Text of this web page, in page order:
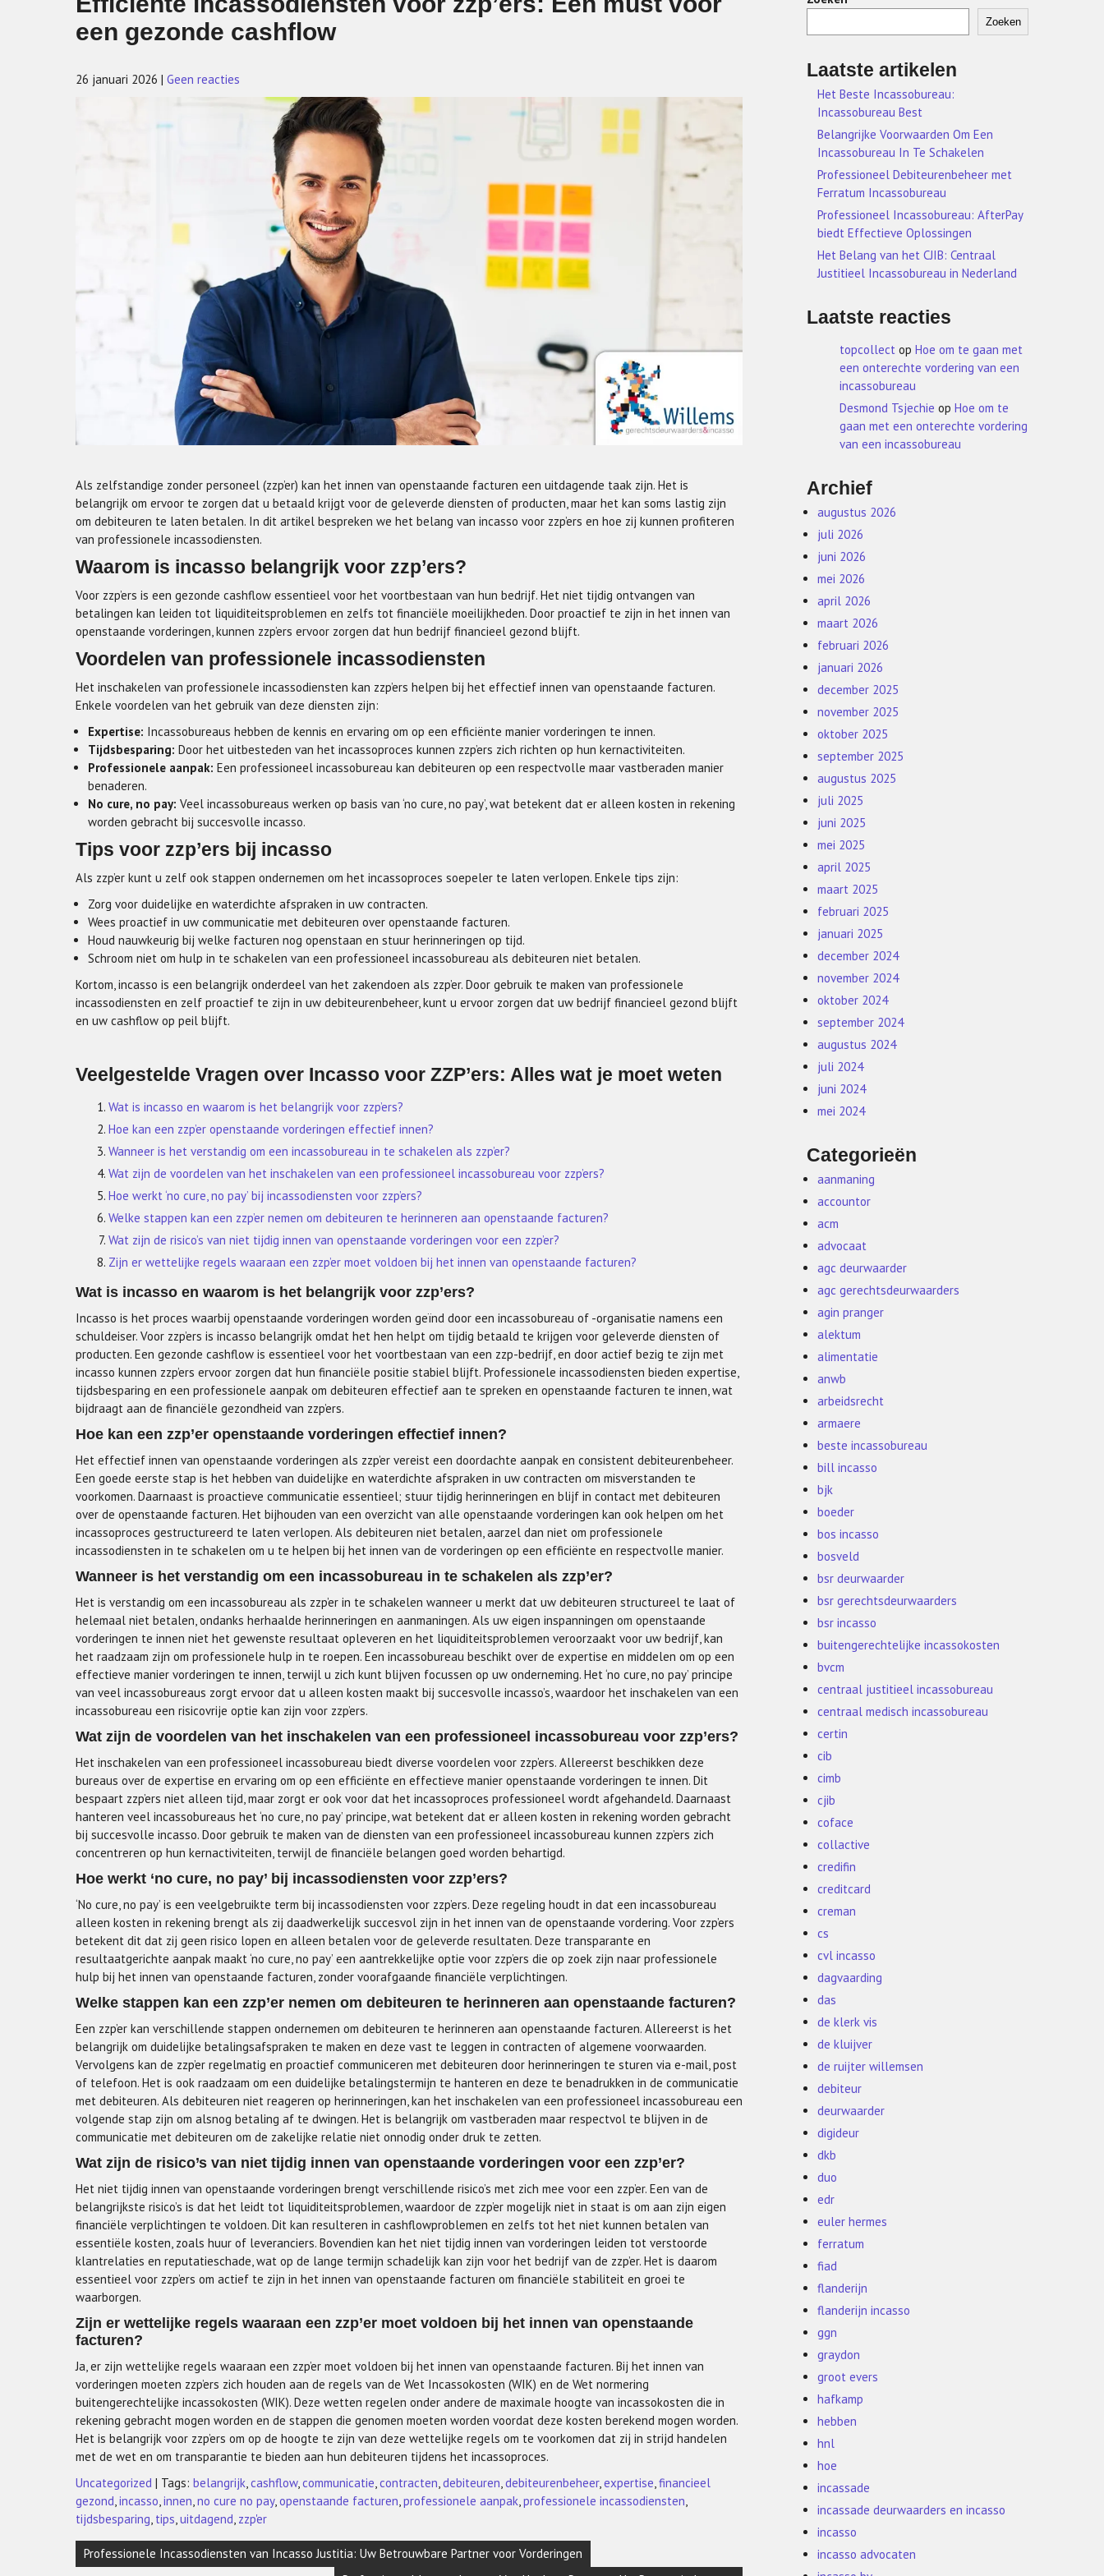
een gezonde cashflow
26 januari 2026 | Geen reacties
Als zelfstandige zonder personeel (zzp’er) kan het innen van openstaande facturen een uitdagende taak zijn. Het is
belangrijk om ervoor te zorgen dat u betaald krijgt voor de geleverde diensten of producten, maar het kan soms lastig zijn
om debiteuren te laten betalen. In dit artikel bespreken we het belang van incasso voor zzp’ers en hoe zij kunnen profiteren
van professionele incassodiensten.
Waarom is incasso belangrijk voor zzp’ers?
Voor zzp’ers is een gezonde cashflow essentieel voor het voortbestaan van hun bedrijf. Het niet tijdig ontvangen van
betalingen kan leiden tot liquiditeitsproblemen en zelfs tot financiële moeilijkheden. Door proactief te zijn in het innen van
openstaande vorderingen, kunnen zzp’ers ervoor zorgen dat hun bedrijf financieel gezond blijft.
Voordelen van professionele incassodiensten
Het inschakelen van professionele incassodiensten kan zzp’ers helpen bij het effectief innen van openstaande facturen.
Enkele voordelen van het gebruik van deze diensten zijn:
Expertise: Incassobureaus hebben de kennis en ervaring om op een efficiënte manier vorderingen te innen.
Tijdsbesparing: Door het uitbesteden van het incassoproces kunnen zzp’ers zich richten op hun kernactiviteiten.
Professionele aanpak: Een professioneel incassobureau kan debiteuren op een respectvolle maar vastberaden manier
benaderen.
No cure, no pay: Veel incassobureaus werken op basis van ‘no cure, no pay’, wat betekent dat er alleen kosten in rekening
worden gebracht bij succesvolle incasso.
Tips voor zzp’ers bij incasso
Als zzp’er kunt u zelf ook stappen ondernemen om het incassoproces soepeler te laten verlopen. Enkele tips zijn:
Zorg voor duidelijke en waterdichte afspraken in uw contracten.
Wees proactief in uw communicatie met debiteuren over openstaande facturen.
Houd nauwkeurig bij welke facturen nog openstaan en stuur herinneringen op tijd.
Schroom niet om hulp in te schakelen van een professioneel incassobureau als debiteuren niet betalen.
Kortom, incasso is een belangrijk onderdeel van het zakendoen als zzp’er. Door gebruik te maken van professionele
incassodiensten en zelf proactief te zijn in uw debiteurenbeheer, kunt u ervoor zorgen dat uw bedrijf financieel gezond blijft
en uw cashflow op peil blijft.
Veelgestelde Vragen over Incasso voor ZZP’ers: Alles wat je moet weten
Wat is incasso en waarom is het belangrijk voor zzp’ers?
Hoe kan een zzp’er openstaande vorderingen effectief innen?
Wanneer is het verstandig om een incassobureau in te schakelen als zzp’er?
Wat zijn de voordelen van het inschakelen van een professioneel incassobureau voor zzp’ers?
Hoe werkt ‘no cure, no pay’ bij incassodiensten voor zzp’ers?
Welke stappen kan een zzp’er nemen om debiteuren te herinneren aan openstaande facturen?
Wat zijn de risico’s van niet tijdig innen van openstaande vorderingen voor een zzp’er?
Zijn er wettelijke regels waaraan een zzp’er moet voldoen bij het innen van openstaande facturen?
Wat is incasso en waarom is het belangrijk voor zzp’ers?
Incasso is het proces waarbij openstaande vorderingen worden geïnd door een incassobureau of -organisatie namens een
schuldeiser. Voor zzp’ers is incasso belangrijk omdat het hen helpt om tijdig betaald te krijgen voor geleverde diensten of
producten. Een gezonde cashflow is essentieel voor het voortbestaan van een zzp-bedrijf, en door actief bezig te zijn met
incasso kunnen zzp’ers ervoor zorgen dat hun financiële positie stabiel blijft. Professionele incassodiensten bieden expertise,
tijdsbesparing en een professionele aanpak om debiteuren effectief aan te spreken en openstaande facturen te innen, wat
bijdraagt aan de financiële gezondheid van zzp’ers.
Hoe kan een zzp’er openstaande vorderingen effectief innen?
Het effectief innen van openstaande vorderingen als zzp’er vereist een doordachte aanpak en consistent debiteurenbeheer.
Een goede eerste stap is het hebben van duidelijke en waterdichte afspraken in uw contracten om misverstanden te
voorkomen. Daarnaast is proactieve communicatie essentieel; stuur tijdig herinneringen en blijf in contact met debiteuren
over de openstaande facturen. Het bijhouden van een overzicht van alle openstaande vorderingen kan ook helpen om het
incassoproces gestructureerd te laten verlopen. Als debiteuren niet betalen, aarzel dan niet om professionele
incassodiensten in te schakelen om u te helpen bij het innen van de vorderingen op een efficiënte en respectvolle manier.
Wanneer is het verstandig om een incassobureau in te schakelen als zzp’er?
Het is verstandig om een incassobureau als zzp’er in te schakelen wanneer u merkt dat uw debiteuren structureel te laat of
helemaal niet betalen, ondanks herhaalde herinneringen en aanmaningen. Als uw eigen inspanningen om openstaande
vorderingen te innen niet het gewenste resultaat opleveren en het liquiditeitsproblemen veroorzaakt voor uw bedrijf, kan
het raadzaam zijn om professionele hulp in te roepen. Een incassobureau beschikt over de expertise en middelen om op een
effectieve manier vorderingen te innen, terwijl u zich kunt blijven focussen op uw onderneming. Het ‘no cure, no pay’ principe
van veel incassobureaus zorgt ervoor dat u alleen kosten maakt bij succesvolle incasso’s, waardoor het inschakelen van een
incassobureau een risicovrije optie kan zijn voor zzp’ers.
Wat zijn de voordelen van het inschakelen van een professioneel incassobureau voor zzp’ers?
Het inschakelen van een professioneel incassobureau biedt diverse voordelen voor zzp’ers. Allereerst beschikken deze
bureaus over de expertise en ervaring om op een efficiënte en effectieve manier openstaande vorderingen te innen. Dit
bespaart zzp’ers niet alleen tijd, maar zorgt er ook voor dat het incassoproces professioneel wordt afgehandeld. Daarnaast
hanteren veel incassobureaus het ‘no cure, no pay’ principe, wat betekent dat er alleen kosten in rekening worden gebracht
bij succesvolle incasso. Door gebruik te maken van de diensten van een professioneel incassobureau kunnen zzp’ers zich
concentreren op hun kernactiviteiten, terwijl de financiële belangen goed worden behartigd.
Hoe werkt ‘no cure, no pay’ bij incassodiensten voor zzp’ers?
‘No cure, no pay’ is een veelgebruikte term bij incassodiensten voor zzp’ers. Deze regeling houdt in dat een incassobureau
alleen kosten in rekening brengt als zij daadwerkelijk succesvol zijn in het innen van de openstaande vordering. Voor zzp’ers
betekent dit dat zij geen risico lopen en alleen betalen voor de geleverde resultaten. Deze transparante en
resultaatgerichte aanpak maakt ‘no cure, no pay’ een aantrekkelijke optie voor zzp’ers die op zoek zijn naar professionele
hulp bij het innen van openstaande facturen, zonder voorafgaande financiële verplichtingen.
Welke stappen kan een zzp’er nemen om debiteuren te herinneren aan openstaande facturen?
Een zzp’er kan verschillende stappen ondernemen om debiteuren te herinneren aan openstaande facturen. Allereerst is het
belangrijk om duidelijke betalingsafspraken te maken en deze vast te leggen in contracten of algemene voorwaarden.
Vervolgens kan de zzp’er regelmatig en proactief communiceren met debiteuren door herinneringen te sturen via e-mail, post
of telefoon. Het is ook raadzaam om een duidelijke betalingstermijn te hanteren en deze te benadrukken in de communicatie
met debiteuren. Als debiteuren niet reageren op herinneringen, kan het inschakelen van een professioneel incassobureau een
volgende stap zijn om alsnog betaling af te dwingen. Het is belangrijk om vastberaden maar respectvol te blijven in de
communicatie met debiteuren om de zakelijke relatie niet onnodig onder druk te zetten.
Wat zijn de risico’s van niet tijdig innen van openstaande vorderingen voor een zzp’er?
Het niet tijdig innen van openstaande vorderingen brengt verschillende risico’s met zich mee voor een zzp’er. Een van de
belangrijkste risico’s is dat het leidt tot liquiditeitsproblemen, waardoor de zzp’er mogelijk niet in staat is om aan zijn eigen
financiële verplichtingen te voldoen. Dit kan resulteren in cashflowproblemen en zelfs tot het niet kunnen betalen van
essentiële kosten, zoals huur of leveranciers. Bovendien kan het niet tijdig innen van vorderingen leiden tot verstoorde
klantrelaties en reputatieschade, wat op de lange termijn schadelijk kan zijn voor het bedrijf van de zzp’er. Het is daarom
essentieel voor zzp’ers om actief te zijn in het innen van openstaande facturen om financiële stabiliteit en groei te
waarborgen.
Zijn er wettelijke regels waaraan een zzp’er moet voldoen bij het innen van openstaande
facturen?
Ja, er zijn wettelijke regels waaraan een zzp’er moet voldoen bij het innen van openstaande facturen. Bij het innen van
vorderingen moeten zzp’ers zich houden aan de regels van de Wet Incassokosten (WIK) en de Wet normering
buitengerechtelijke incassokosten (WIK). Deze wetten regelen onder andere de maximale hoogte van incassokosten die in
rekening gebracht mogen worden en de stappen die genomen moeten worden voordat deze kosten berekend mogen worden.
Het is belangrijk voor zzp’ers om op de hoogte te zijn van deze wettelijke regels om te voorkomen dat zij in strijd handelen
met de wet en om transparantie te bieden aan hun debiteuren tijdens het incassoproces.
Uncategorized | Tags: belangrijk,cashflow,communicatie,contracten,debiteuren,debiteurenbeheer,expertise,financieel
gezond,incasso,innen,no cure no pay,openstaande facturen,professionele aanpak,professionele incassodiensten,
tijdsbesparing, tips,uitdagend, zzp'er
Berichtnavigatie
Professionele Incassodiensten van Incasso Justitia: Uw Betrouwbare Partner voor Vorderingen
Zoeken
Laatste artikelen
Het Beste Incassobureau:
Incassobureau Best
Belangrijke Voorwaarden Om Een
Incassobureau In Te Schakelen
Professioneel Debiteurenbeheer met
Ferratum Incassobureau
Professioneel Incassobureau: AfterPay
biedt Effectieve Oplossingen
Het Belang van het CJIB: Centraal
Justitieel Incassobureau in Nederland
Laatste reacties
topcollect op Hoe om te gaan met
een onterechte vordering van een
incassobureau
Desmond Tsjechie op Hoe om te
gaan met een onterechte vordering
van een incassobureau
Archief
augustus 2026
juli 2026
juni 2026
mei 2026
april 2026
maart 2026
februari 2026
januari 2026
december 2025
november 2025
oktober 2025
september 2025
augustus 2025
juli 2025
juni 2025
mei 2025
april 2025
maart 2025
februari 2025
januari 2025
december 2024
november 2024
oktober 2024
september 2024
augustus 2024
juli 2024
juni 2024
mei 2024
Categorieën
aanmaning
accountor
acm
advocaat
agc deurwaarder
agc gerechtsdeurwaarders
agin pranger
alektum
alimentatie
anwb
arbeidsrecht
armaere
beste incassobureau
bill incasso
bjk
boeder
bos incasso
bosveld
bsr deurwaarder
bsr gerechtsdeurwaarders
bsr incasso
buitengerechtelijke incassokosten
bvcm
centraal justitieel incassobureau
centraal medisch incassobureau
certin
cib
cimb
cjib
coface
collactive
credifin
creditcard
creman
cs
cvl incasso
dagvaarding
das
de klerk vis
de kluijver
de ruijter willemsen
debiteur
deurwaarder
digideur
dkb
duo
edr
euler hermes
ferratum
fiad
flanderijn
flanderijn incasso
ggn
graydon
groot evers
hafkamp
hebben
hnl
hoe
incassade
incassade deurwaarders en incasso
incasso
incasso advocaten